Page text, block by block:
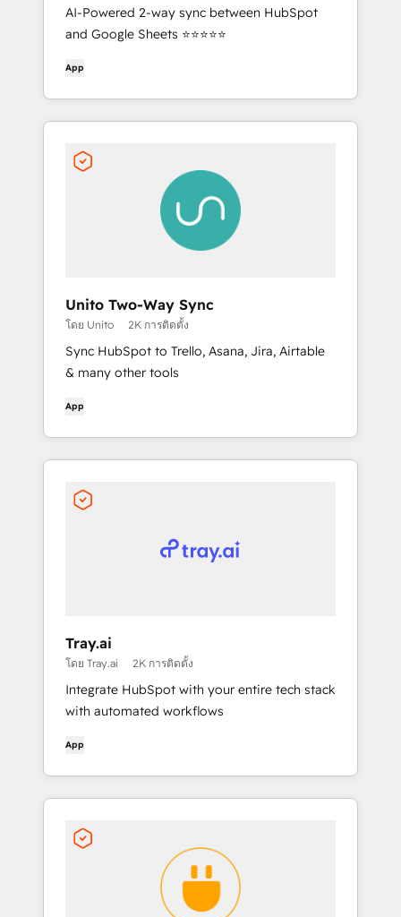
AI-Powered 2-way sync between HubSpot
and Google Sheets ⭐⭐⭐⭐⭐
App
Unito Two-Way Sync
โดย Unito 2K การติดตั้ง
Sync HubSpot to Trello, Asana, Jira, Airtable
& many other tools
App
Tray.ai
โดย Tray.ai 2K การติดตั้ง
Integrate HubSpot with your entire tech stack
with automated workflows
App